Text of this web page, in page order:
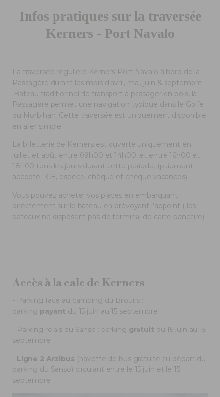
Infos pratiques sur la traversée
Kerners - Port Navalo
La traversée régulière Kerners Port Navalo à bord de la
Passagère durant les mois d'avril, mai, juin & septembre
.Bateau traditionnel de transport à passager en bois, la
Passagère permet une navigation typique dans le Golfe
du Morbihan. Cette traversée est uniquement disponible
en aller simple.
La billetterie de Kerners est ouverte uniquement en
juillet et août entre 09h00 et 14h00, et entre 16h00 et
18h00 tous les jours durant cette période. (paiement
accepté : CB, espèce, chèque et chèque vacances)
Vous pouvez acheter vos places en embarquant
directement sur le bateau en prévoyant l’appoint ( les
bateaux ne disposent pas de terminal de carte bancaire)
Accès à la cale de Kerners
- Parking face au camping du Bilouris :
parking payant du 15 juin au 15 septembre
- Parking relais du Sanso : parking gratuit du 15 juin au 15
septembre
- Ligne 2 Arzibus (navette de bus gratuite au départ du
parking du Sanso) circulant entre le 15 juin et le 15
septembre